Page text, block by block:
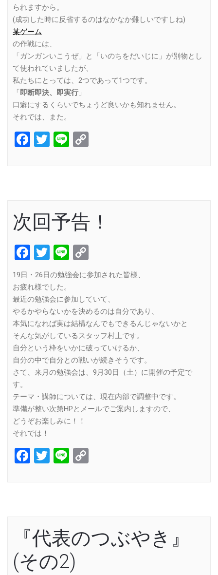
られますから。
(成功した時に反省するのはなかなか難しいですしね)
某ゲーム
の作戦には、
「ガンガンいこうぜ」と「いのちをだいじに」が別物とし
て使われていましたが、
私たちにとっては、2つであって1つです。
「即断即決、即実行 」
口癖にするくらいでちょうど良いかも知れません。
それでは、また。
Facebook
Twitter
Line
次回予告！
Facebook
Twitter
Line
Link
19日・26日の勉強会に参加された皆様、
お疲れ様でした。
最近の勉強会に参加していて、
やるかやらないかを決めるのは自分であり、
本気になれば実は結構なんでもできるんじゃないかと
そんな気がしているスタッフ村上です。
自分という枠をいかに破っていけるか、
自分の中で自分との戦いが続きそうです。
さて、来月の勉強会は、9月30日（土）に開催の予定で
す。
テーマ・講師については、現在内部で調整中です。
準備が整い次第HPとメールでご案内しますので、
どうぞお楽しみに！！
それでは！
Facebook
Twitter
Line
『代表のつぶやき』
(その2)